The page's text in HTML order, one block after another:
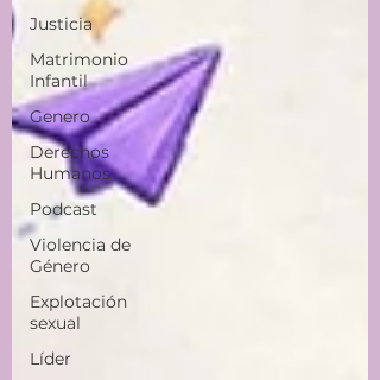
Justicia
Matrimonio
Infantil
Genero
Derechos
Humanos
Podcast
Violencia de
Género
Explotación
sexual
Líder